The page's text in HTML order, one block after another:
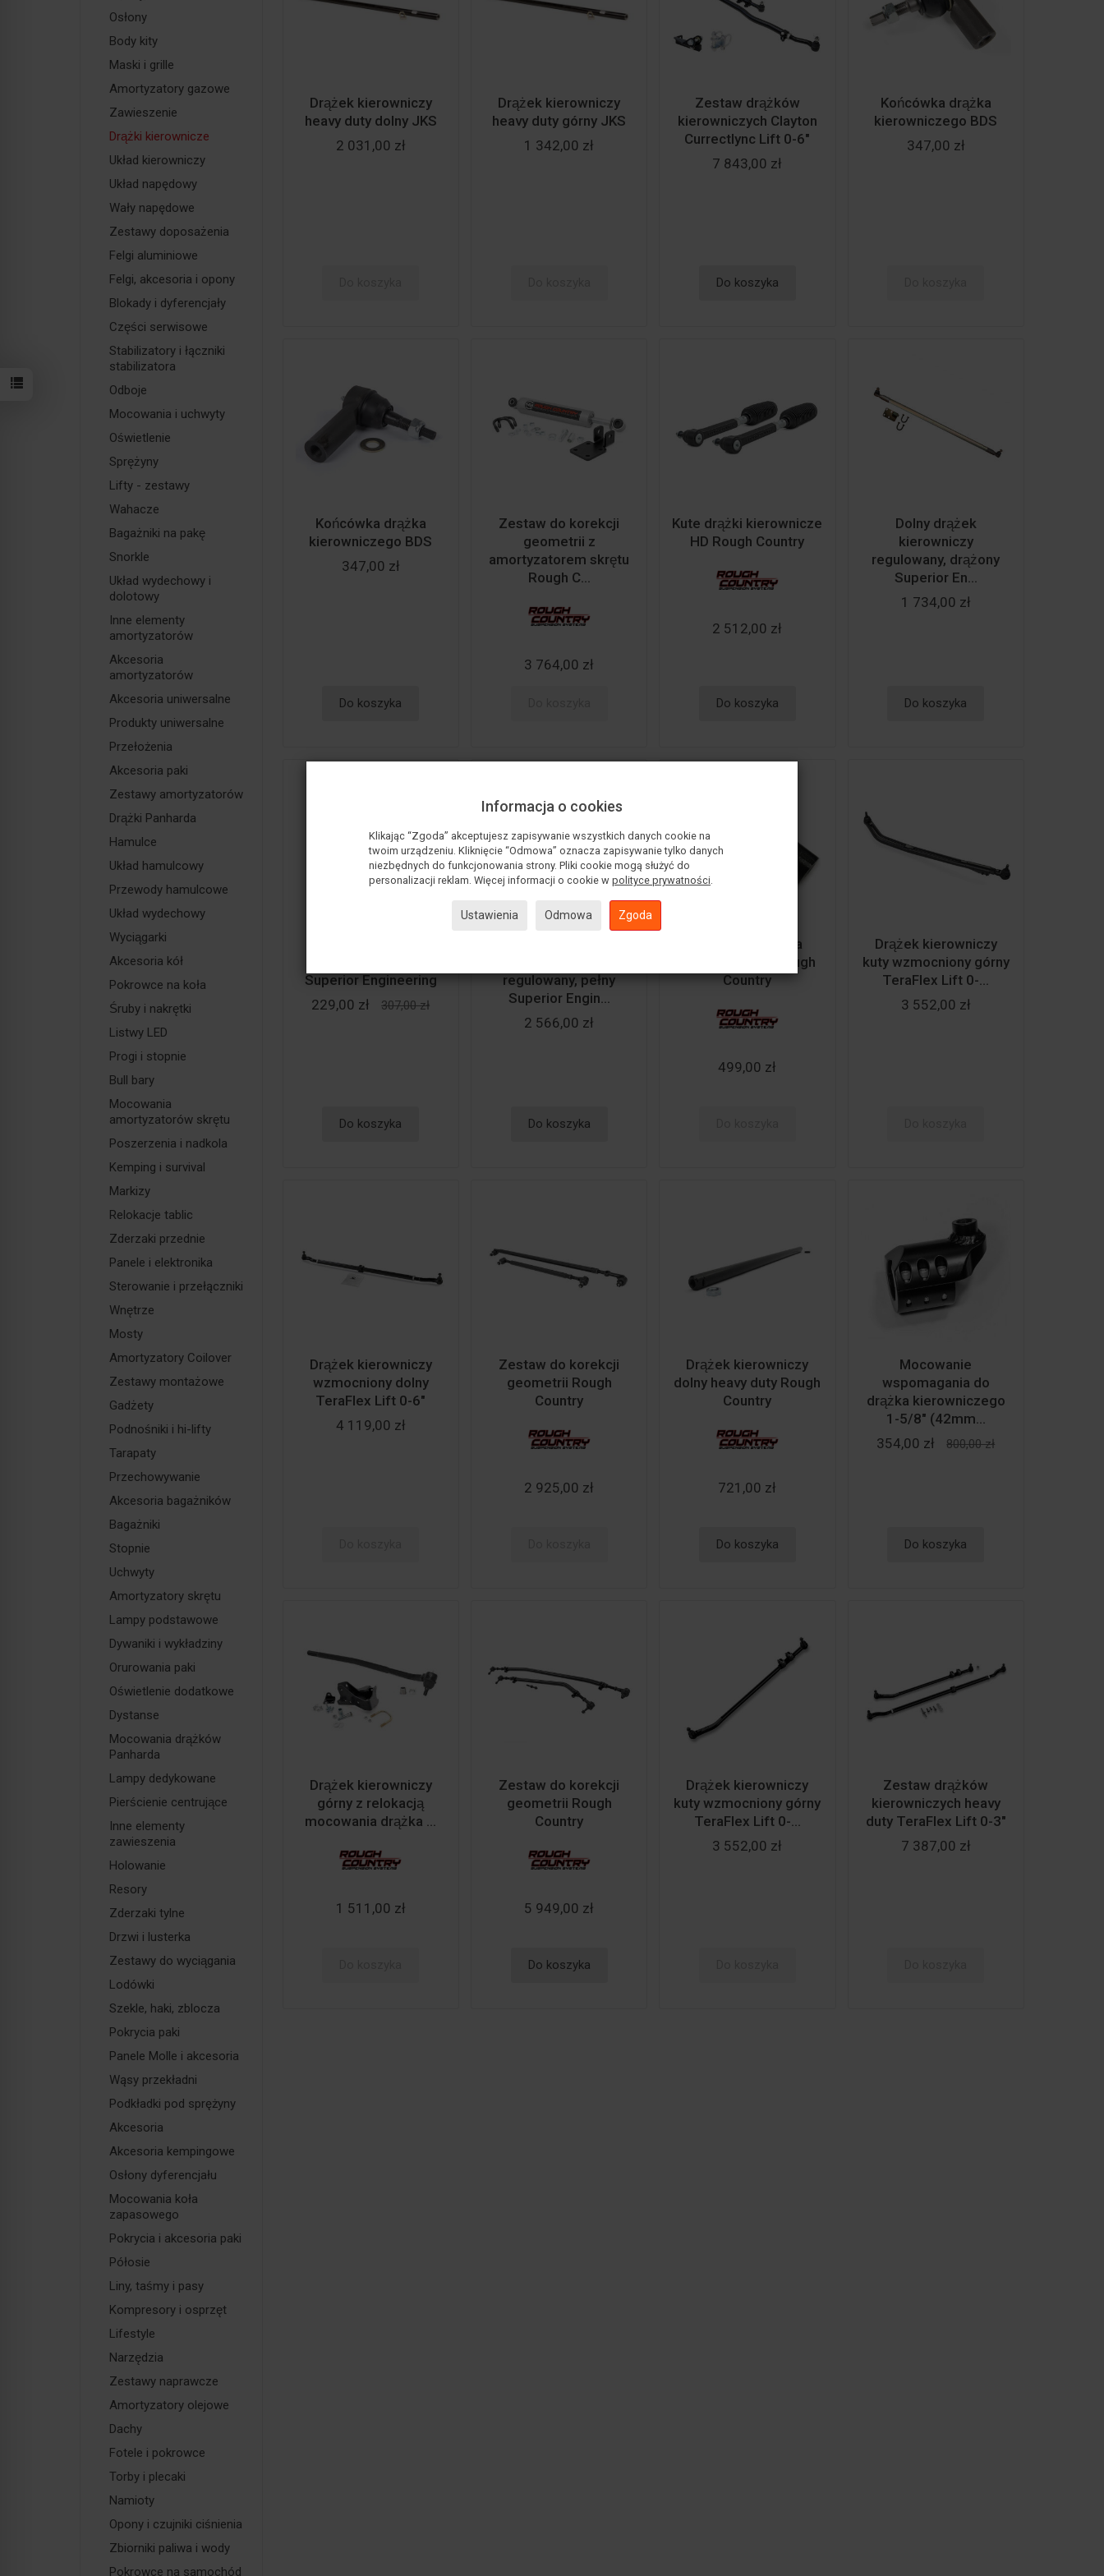
Drążek kierowniczy
heavy duty dolny JKS
2 031,00 zł
Drążek kierowniczy
heavy duty górny JKS
1 342,00 zł
Zestaw drążków
kierowniczych Clayton
Currectlync Lift 0-6"
7 843,00 zł
Do koszyka
Końcówka drążka
kierowniczego BDS
347,00 zł
Końcówka drążka
kierowniczego BDS
347,00 zł
Do koszyka
Zestaw do korekcji
geometrii z
amortyzatorem skrętu
Rough C...
3 764,00 zł
Kute drążki kierownicze
HD Rough Country
2 512,00 zł
Do koszyka
Dolny drążek
kierowniczy
regulowany, drążony
Superior En...
1 734,00 zł
Do koszyka
Superior Engineering
229,00 zł
307,00 zł
Do koszyka
regulowany, pełny
Superior Engin...
2 566,00 zł
Do koszyka
Końcówka drążka
kierowniczego Rough
Country
499,00 zł
Drążek kierowniczy
kuty wzmocniony górny
TeraFlex Lift 0-...
3 552,00 zł
Drążek kierowniczy
wzmocniony dolny
TeraFlex Lift 0-6"
4 119,00 zł
Zestaw do korekcji
geometrii Rough
Country
2 925,00 zł
Drążek kierowniczy
dolny heavy duty Rough
Country
721,00 zł
Do koszyka
Mocowanie
wspomagania do
drążka kierowniczego
1-5/8" (42mm...
354,00 zł
800,00 zł
Do koszyka
Drążek kierowniczy
górny z relokacją
mocowania drążka ...
1 511,00 zł
Zestaw do korekcji
geometrii Rough
Country
5 949,00 zł
Do koszyka
Drążek kierowniczy
kuty wzmocniony górny
TeraFlex Lift 0-...
3 552,00 zł
Zestaw drążków
kierowniczych heavy
duty TeraFlex Lift 0-3"
7 387,00 zł
Osłony
Body kity
Maski i grille
Amortyzatory gazowe
Zawieszenie
Drążki kierownicze
Układ kierowniczy
Układ napędowy
Wały napędowe
Zestawy doposażenia
Felgi aluminiowe
Felgi, akcesoria i opony
Blokady i dyferencjały
Części serwisowe
Stabilizatory i łączniki
stabilizatora
Odboje
Mocowania i uchwyty
Oświetlenie
Sprężyny
Lifty - zestawy
Wahacze
Bagażniki na pakę
Snorkle
Układ wydechowy i
dolotowy
Inne elementy
amortyzatorów
Akcesoria
amortyzatorów
Akcesoria uniwersalne
Produkty uniwersalne
Przełożenia
Akcesoria paki
Zestawy amortyzatorów
Drążki Panharda
Hamulce
Układ hamulcowy
Przewody hamulcowe
Układ wydechowy
Wyciągarki
Akcesoria kół
Pokrowce na koła
Śruby i nakrętki
Listwy LED
Progi i stopnie
Bull bary
Mocowania
amortyzatorów skrętu
Poszerzenia i nadkola
Kemping i survival
Markizy
Relokacje tablic
Zderzaki przednie
Panele i elektronika
Sterowanie i przełączniki
Wnętrze
Mosty
Amortyzatory Coilover
Zestawy montażowe
Gadżety
Podnośniki i hi-lifty
Tarapaty
Przechowywanie
Akcesoria bagażników
Bagażniki
Stopnie
Uchwyty
Amortyzatory skrętu
Lampy podstawowe
Dywaniki i wykładziny
Orurowania paki
Oświetlenie dodatkowe
Dystanse
Mocowania drążków
Panharda
Lampy dedykowane
Pierścienie centrujące
Inne elementy
zawieszenia
Holowanie
Resory
Zderzaki tylne
Drzwi i lusterka
Zestawy do wyciągania
Lodówki
Szekle, haki, zblocza
Pokrycia paki
Panele Molle i akcesoria
Wąsy przekładni
Podkładki pod sprężyny
Akcesoria
Akcesoria kempingowe
Osłony dyferencjału
Mocowania koła
zapasowego
Pokrycia i akcesoria paki
Półosie
Liny, taśmy i pasy
Kompresory i osprzęt
Lifestyle
Narzędzia
Zestawy naprawcze
Amortyzatory olejowe
Dachy
Fotele i pokrowce
Torby i plecaki
Namioty
Opony i czujniki ciśnienia
Zbiorniki paliwa i wody
Pokrowce na samochód
Informacja o cookies
Klikając “Zgoda” akceptujesz zapisywanie wszystkich danych cookie na
twoim urządzeniu. Kliknięcie “Odmowa” oznacza zapisywanie tylko danych
niezbędnych do funkcjonowania strony. Pliki cookie mogą służyć do
personalizacji reklam. Więcej informacji o cookie w polityce prywatności.
Ustawienia Odmowa Zgoda